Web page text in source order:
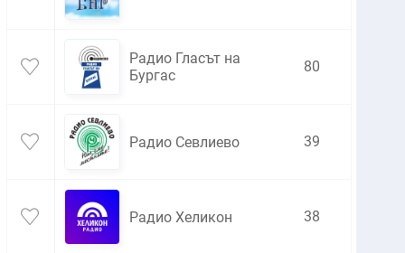
Радио Гласът на
Бургас
80
Радио Севлиево 39
Радио Хеликон 38